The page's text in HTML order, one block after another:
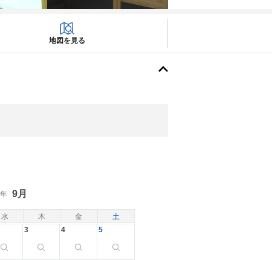
地図を見る
水 木 金 土
9月
3 4 5